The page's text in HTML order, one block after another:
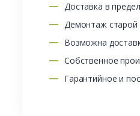
Доставка в
Демонтаж старой
Возможна
Собственное
Гарантийное и